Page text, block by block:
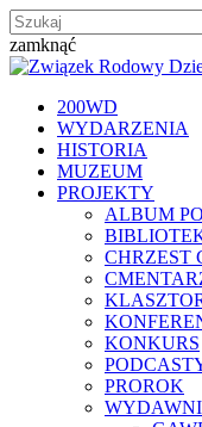
Skip
to
main
zamknąć
Zamknij
szukaj
Menu
200WD
WYDARZENIA
HISTORIA
MUZEUM
PROJEKTY
ALBUM
CHRZEST
KONKURS
PROROK